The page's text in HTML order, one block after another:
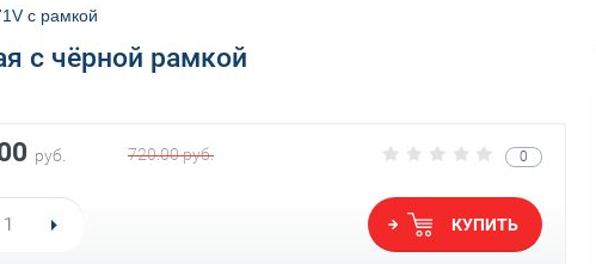
с рамкой
с чёрной рамкой
0
720.00руб.
руб.
КУПИТЬ